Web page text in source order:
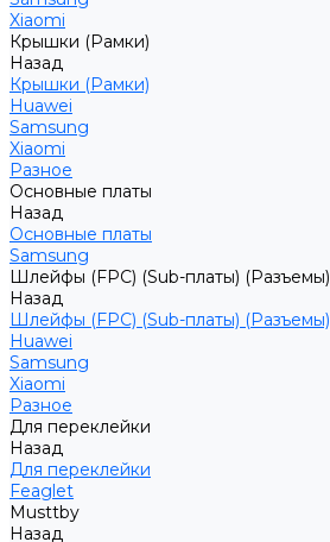
Xiaomi
Крышки (Рамки)
Назад
Крышки (Рамки)
Huawei
Samsung
Xiaomi
Разное
Основные платы
Назад
Основные платы
Samsung
Шлейфы (FPC) (Sub-платы) (Разъемы)
Назад
Шлейфы (FPC) (Sub-платы) (Разъемы)
Huawei
Samsung
Xiaomi
Разное
Для переклейки
Назад
Для переклейки
Feaglet
Musttby
Назад